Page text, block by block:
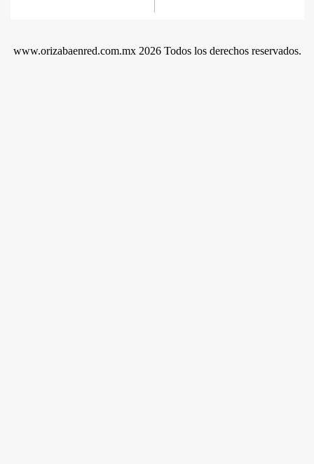
www.orizabaenred.com.mx 2026 Todos los derechos reservados.